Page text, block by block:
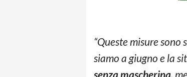
“Queste misure
siamo a giugno e la
senza mascherina,